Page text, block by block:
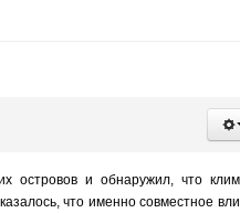
островов и обнаружил, что
что именно совместное